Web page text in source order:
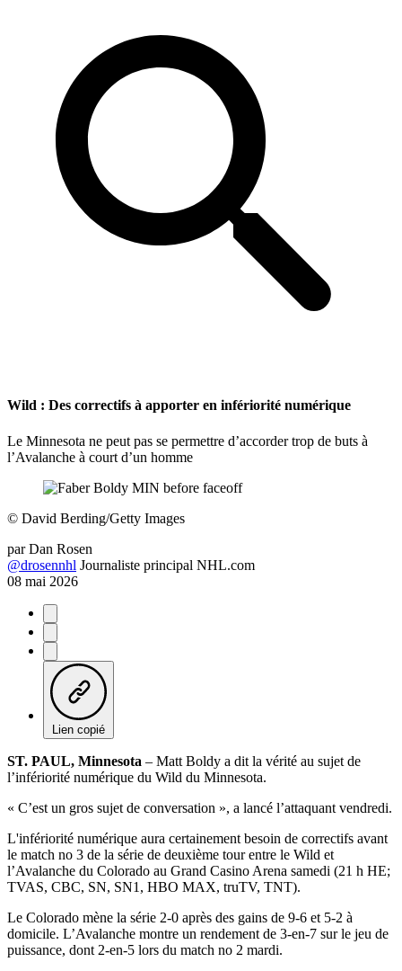
Wild : Des correctifs à apporter en infériorité numérique
Le Minnesota ne peut pas se permettre d’accorder trop de buts à
l’Avalanche à court d’un homme
© David Berding/Getty Images
par Dan Rosen
@drosennhl Journaliste principal NHL.com
08 mai 2026
Lien copié
ST. PAUL, Minnesota – Matt Boldy a dit la vérité au sujet de
l’infériorité numérique du Wild du Minnesota.
« C’est un gros sujet de conversation », a lancé l’attaquant vendredi.
L'infériorité numérique aura certainement besoin de correctifs avant
le match no 3 de la série de deuxième tour entre le Wild et
l’Avalanche du Colorado au Grand Casino Arena samedi (21 h HE;
TVAS, CBC, SN, SN1, HBO MAX, truTV, TNT).
Le Colorado mène la série 2-0 après des gains de 9-6 et 5-2 à
domicile. L’Avalanche montre un rendement de 3-en-7 sur le jeu de
puissance, dont 2-en-5 lors du match no 2 mardi.